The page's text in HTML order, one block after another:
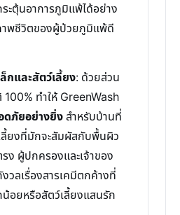
ะตุ้นอาการภูมิแพ้ได้อย่าง
พชีวิตของผู้ป่วยภูมิแพ้ดี
กและสัตว์เลี้ยง: ด้วยส่วน
ทำให้ GreenWash
ดภัยอย่างยิ่งสำหรับบ้านที่
ลี้ยงที่มักจะสัมผัสกับพื้นผิว
ง ผู้ปกครองและเจ้าของ
วลเรื่องสารเคมีตกค้างที่
อยหรือสัตว์เลี้ยงแสนรัก